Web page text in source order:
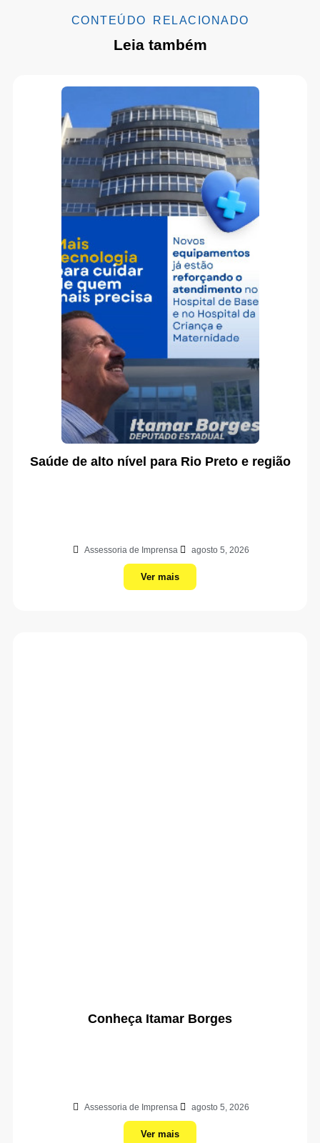
CONTEÚDO RELACIONADO
Leia também
Saúde de alto nível para Rio Preto e região
Assessoria de Imprensa agosto 5, 2026
Ver mais
Conheça Itamar Borges
Assessoria de Imprensa agosto 5, 2026
Ver mais